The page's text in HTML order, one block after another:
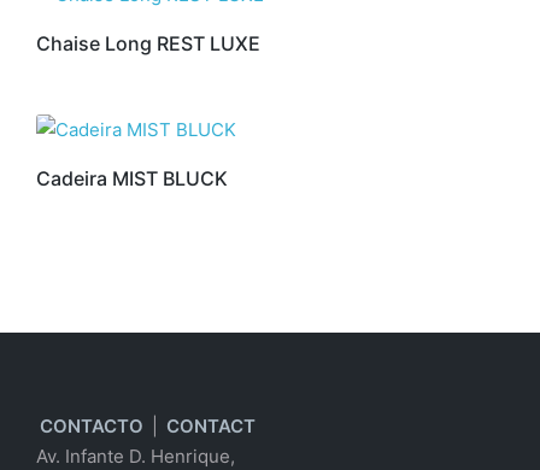
Chaise Long REST LUXE
Cadeira MIST BLUCK
CONTACTO
CONTACT
Av. Infante D. Henrique,